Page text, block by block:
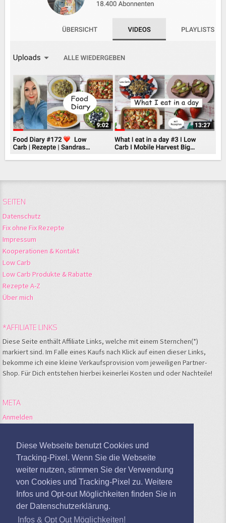
Diese Webseite benutzt Cookies und
Tracking-Pixel. Wenn Sie die Webseite
weiter nutzen, stimmen Sie der Verwendung
von Cookies und Tracking-Pixel zu. Weitere
Infos und Opt-out Möglichkeiten finden Sie in
der Datenschutzerklärung.
Infos & Opt Out Möglichkeiten!
SEITEN
Datenschutz
Fix ohne Fix Rezepte
Impressum
Kooperationen & Kontakt
Low Carb
Low Carb Produkte & Rabatte
Rezepte A-Z
Über mich
*AFFILIATE LINKS
Diese Seite enthält Affiliate Links, welche mit einem Sternchen(*)
markiert sind. Im Falle eines Kaufs nach Klick auf einen dieser Links,
bekomme ich eine kleine Verkaufsprovision vom jeweiligen Partner-
Shop. Für Dich entstehen hierbei keinerlei Kosten und oder Nachteile!
META
Anmelden
Kommentare-Feed
Google Analytics deaktivieren